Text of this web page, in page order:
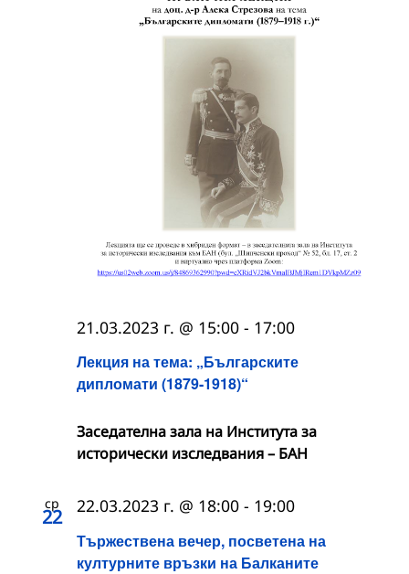
Лекция на тема: „Българските
дипломати (1879-1918)“
21.03.2023 г. @ 15:00 - 17:00
Заседателна зала на Института за
исторически изследвания – БАН
ср
22
Тържествена вечер, посветена на
културните връзки на Балканите
22.03.2023 г. @ 18:00 - 19:00